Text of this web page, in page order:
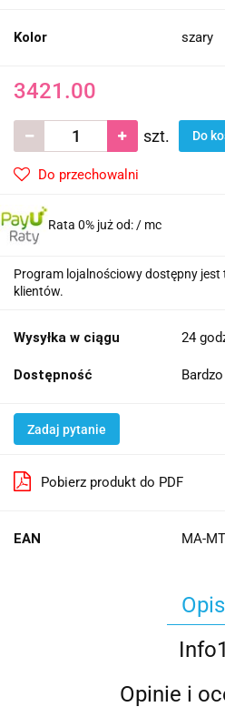
Kolor szary
3421.00
szt. Do
Do przechowalni
Rata 0% już od:/ mc
Program lojalnościowy dostępny
klientów.
Wysyłka w ciągu 24
Dostępność
Zadaj pytanie
Pobierz produkt do PDF
EAN MA-
Opis
Info1
Opinie i